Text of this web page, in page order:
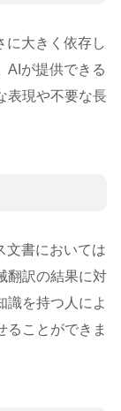
に大きく依存し
AIが提供できる
表現や不要な長
文書においては
翻訳の結果に対
識を持つ人によ
ることができま